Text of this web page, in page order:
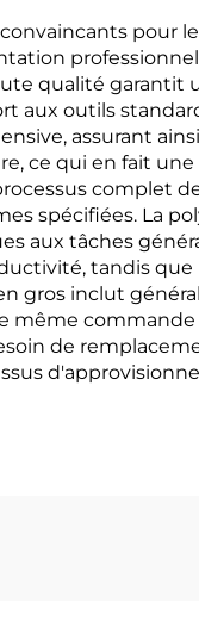
pour
qualité garantit
aux outils
assurant
ce qui en fait
complet
spécifiées. La
aux tâches
tandis que
gros inclut
même
de